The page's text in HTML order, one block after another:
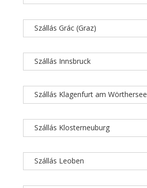
Szállás Grác (Graz)
Szállás Innsbruck
Szállás Klagenfurt am Wörthersee
Szállás Klosterneuburg
Szállás Leoben